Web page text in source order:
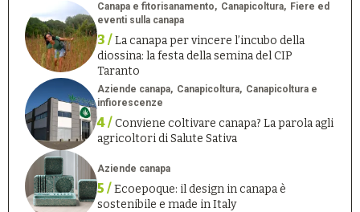
Canapa e fitorisanamento Canapicoltura
Fiere ed
eventi sulla canapa
3 /La canapa per vincere l’incubo della
diossina: la festa della semina del CIP
Taranto
Aziende canapa Canapicoltura
Canapicoltura e
infiorescenze
4 /Conviene coltivare canapa? La parola agli
agricoltori di Salute Sativa
Aziende canapa
5 /Ecoepoque: il design in canapa è
sostenibile e made in Italy